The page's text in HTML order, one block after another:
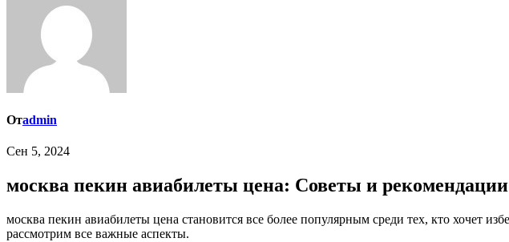
Отadmin
Сен 5, 2024
москва пекин авиабилеты цена: Советы и рекомендации
москва пекин авиабилеты цена становится все более популярным среди тех, кто хочет избежать ошибок. Но как правильно вернуть билет и на что стоит обратить внимание? В этой статье мы
рассмотрим все важные аспекты.